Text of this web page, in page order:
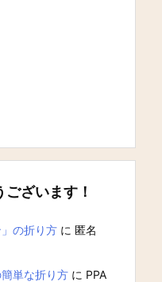
ざいます！
の折り方 に 匿名
単な折り方 に PPA